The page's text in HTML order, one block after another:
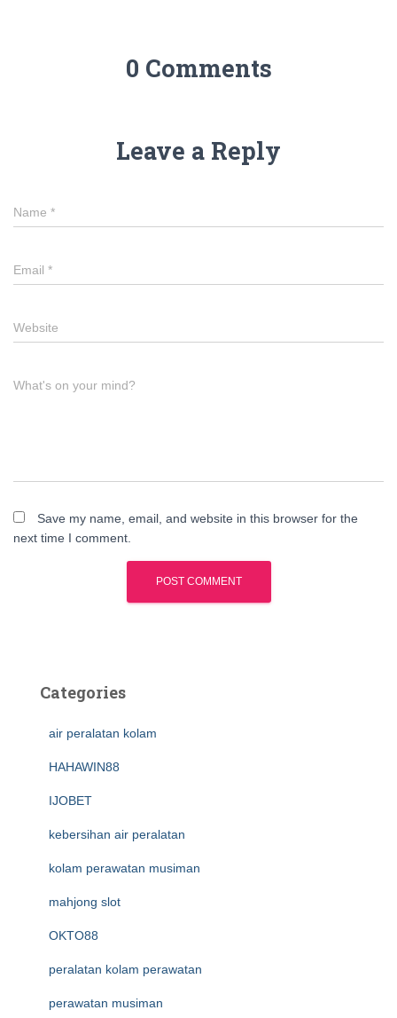
0 Comments
Leave a Reply
Name *
Email *
Website
What's on your mind?
Save my name, email, and website in this browser for the
next time I comment.
Categories
air peralatan kolam
HAHAWIN88
IJOBET
kebersihan air peralatan
kolam perawatan musiman
mahjong slot
OKTO88
peralatan kolam perawatan
perawatan musiman